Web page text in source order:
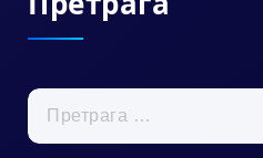
Претрага